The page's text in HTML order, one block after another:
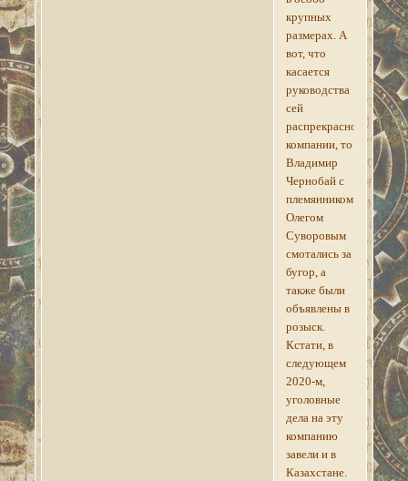
крупных
размерах. А
вот, что
касается
руководства
сей
распрекрасной
компании, то
Владимир
Чернобай с
племянником
Олегом
Суворовым
смотались за
бугор, а
также были
объявлены в
розыск.
Кстати, в
следующем
2020-м,
уголовные
дела на эту
компанию
завели и в
Казахстане.